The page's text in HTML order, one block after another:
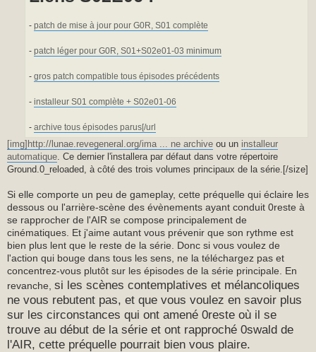
- patch de mise à jour pour G0R, S01 complète
- patch léger pour G0R, S01+S02e01-03 minimum
- gros patch compatible tous épisodes précédents
- installeur S01 complète + S02e01-06
- archive tous épisodes parus[/url
[img]http://lunae.revegeneral.org/ima ... ne archive ou un installeur
automatique . Ce dernier l'installera par défaut dans votre répertoire
Ground.0_reloaded, à côté des trois volumes principaux de la série.[/size]
Si elle comporte un peu de gameplay, cette préquelle qui éclaire les
dessous ou l'arrière-scène des évènements ayant conduit 0reste à
se rapprocher de l'AIR se compose principalement de
cinématiques. Et j'aime autant vous prévenir que son rythme est
bien plus lent que le reste de la série. Donc si vous voulez de
l'action qui bouge dans tous les sens, ne la téléchargez pas et
concentrez-vous plutôt sur les épisodes de la série principale. En
revanche, si les scènes contemplatives et mélancoliques
ne vous rebutent pas, et que vous voulez en savoir plus
sur les circonstances qui ont amené 0reste où il se
trouve au début de la série et ont rapproché 0swald de
l'AIR, cette préquelle pourrait bien vous plaire.